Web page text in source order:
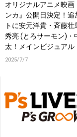
オリジナルアニメ映画
ンカ』公開日決定！追
トに安元洋貴・斉藤壮
秀亮 (とろサーモン)・
太！メインビジュアル
告・場面写真解禁！コ
2025/7/7